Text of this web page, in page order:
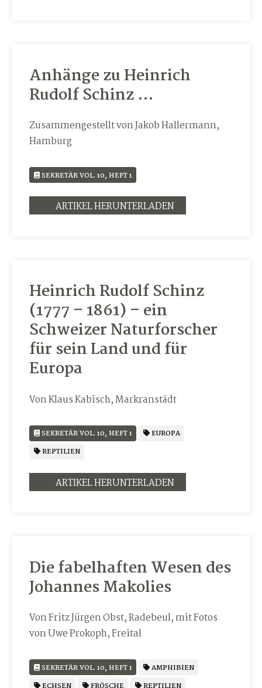
Anhänge zu Heinrich
Rudolf Schinz …
Zusammengestellt von Jakob Hallermann,
Hamburg
SEKRETÄR VOL. 10, HEFT 1
ARTIKEL HERUNTERLADEN
Heinrich Rudolf Schinz
(1777 – 1861) – ein
Schweizer Naturforscher
für sein Land und für
Europa
Von Klaus Kabisch, Markranstädt
SEKRETÄR VOL. 10, HEFT 1
EUROPA
REPTILIEN
ARTIKEL HERUNTERLADEN
Die fabelhaften Wesen des
Johannes Makolies
Von Fritz Jürgen Obst, Radebeul, mit Fotos
von Uwe Prokoph, Freital
SEKRETÄR VOL. 10, HEFT 1
AMPHIBIEN
ECHSEN
FRÖSCHE REPTILIEN